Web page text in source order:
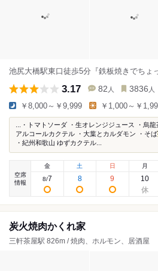
池尻大橋駅東口徒歩5分『鉄板焼きでちょ
3.17 82 人 3836 人
￥8,000～￥9,999 ￥1,000～￥
...・トマトソーダ ・生オレンジジュース ・烏
アルコールカクテル ・大葉とカルダモン ・そば
・紀州和歌山 ゆずカクテル...
空席
情報
金
8/7
土
8
日
9
月
10
炭火焼肉かくれ家
三軒茶屋駅 826m / 焼肉、ホルモン、居酒屋